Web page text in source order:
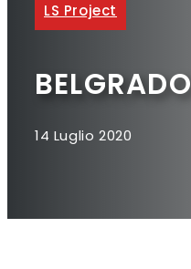
LS Project
BELGRADO
14 Luglio 2020